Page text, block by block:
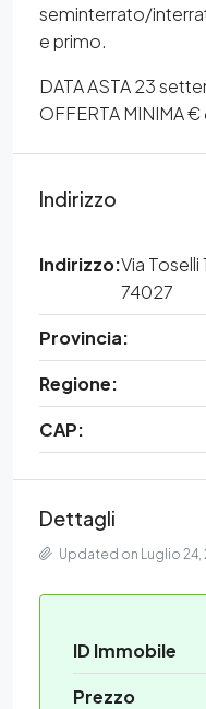
seminterrato/
e primo.
DATA ASTA 23
OFFERTA MINIMA
Indirizzo
Indirizzo:Via
74027
Provincia:
Regione:
CAP:
Dettagli
Updated on Luglio 24,
ID Immobile
Prezzo